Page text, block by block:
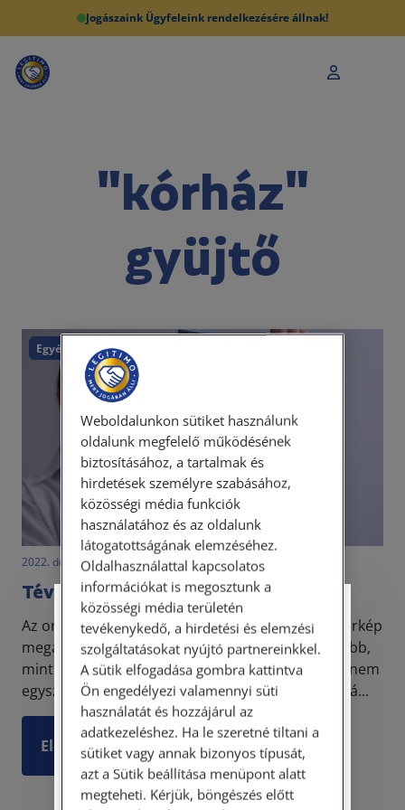
Jogászaink Ügyfeleink rendelkezésére állnak!
"kórház"
gyüjtő
Egyéb
2022. december 6. • dr. Gombolai Éva
Téves diagnózis – mit tehetek?
Az orvostudomány fejlődésével sok betegség, kórkép
megállapítása lényegesen egyszerűbb és gyorsabb,
mint korábban. Ennek ellenére számos esetben nem
egyszerű, sajnos a tévedés sincs kizárva. Önmagá...
Elolvasom
Személyes ügyfélfogadás
Tisztelt Ügyfeleink!
Személyes ügyfélszolgálatunk telefonon
történő előzetes időpontegyeztetés után,
szerdai napokon érhető el.
Címünk: 1087 Budapest, Hungária körút
30/A. 8. emelet. Pontos megközelítési
útmutatónk a Kapcsolat – Elérhetőségeink
Weboldalunkon sütiket használunk
oldalunk megfelelő működésének
biztosításához, a tartalmak és
hirdetések személyre szabásához,
közösségi média funkciók
használatához és az oldalunk
látogatottságának elemzéséhez.
Oldalhasználattal kapcsolatos
információkat is megosztunk a
közösségi média területén
tevékenykedő, a hirdetési és elemzési
szolgáltatásokat nyújtó partnereinkkel.
A sütik elfogadása gombra kattintva
Ön engedélyezi valamennyi süti
használatát és hozzájárul az
adatkezeléshez. Ha le szeretné tiltani a
sütiket vagy annak bizonyos típusát,
azt a Sütik beállítása menüpont alatt
megteheti. Kérjük, böngészés előtt